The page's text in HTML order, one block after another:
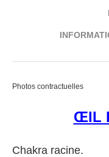
Photos contractuelles
ŒIL
Chakra racine.